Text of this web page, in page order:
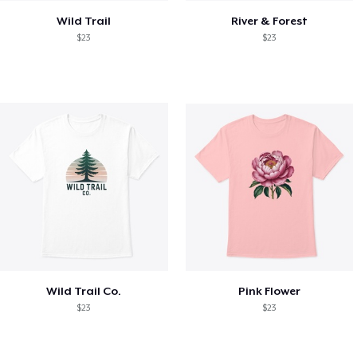
Wild Trail
$23
River & Forest
$23
Wild Trail Co.
$23
Pink Flower
$23